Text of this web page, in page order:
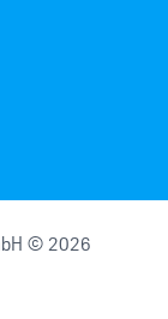
© 2026